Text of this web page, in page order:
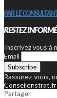
PAR LE
RESTEZ
Inscrivez vous à
Email
Rassurez-vous,
Partager